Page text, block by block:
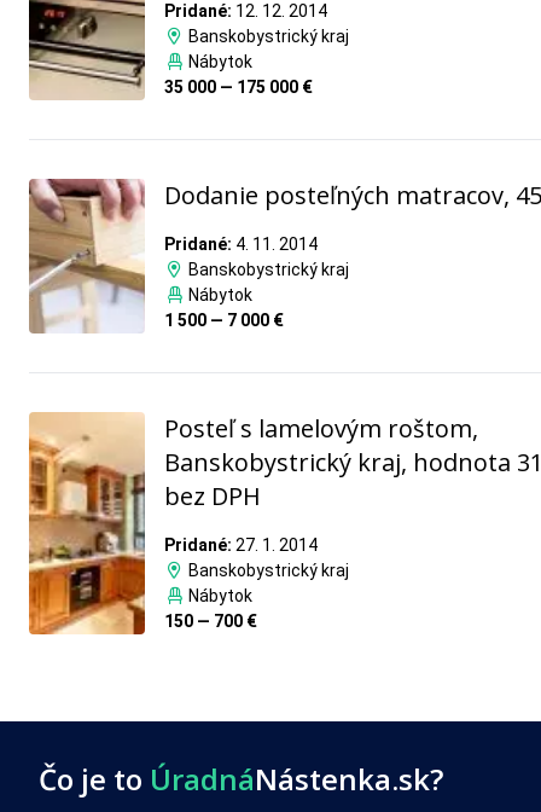
Pridané: 12. 12. 2014
Banskobystrický kraj
Nábytok
35 000 — 175 000 €
Dodanie posteľných matracov,
Pridané: 4. 11. 2014
Banskobystrický kraj
Nábytok
1 500 — 7 000 €
Posteľ s lamelovým roštom,
Banskobystrický kraj, hodnota
bez DPH
Pridané: 27. 1. 2014
Banskobystrický kraj
Nábytok
150 — 700 €
Čo je to ÚradnáNástenka.sk?